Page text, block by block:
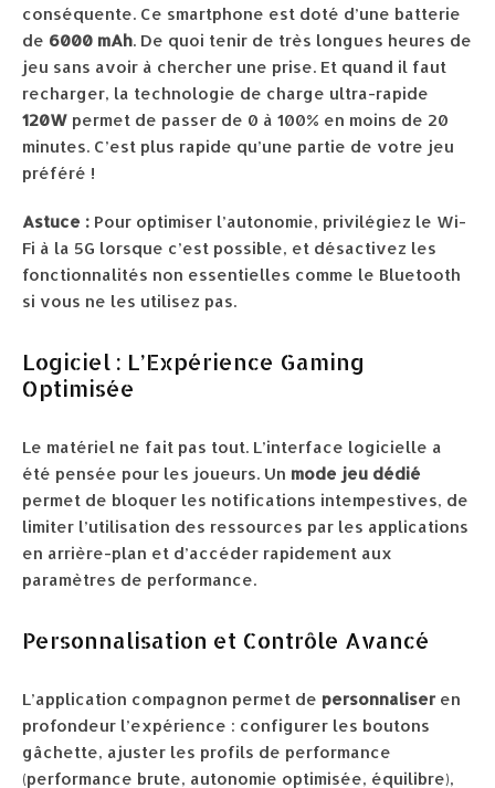
conséquente. Ce smartphone est doté d’une batterie
de 6000 mAh. De quoi tenir de très longues heures de
jeu sans avoir à chercher une prise. Et quand il faut
recharger, la technologie de charge ultra-rapide
120W permet de passer de 0 à 100% en moins de 20
minutes. C’est plus rapide qu’une partie de votre jeu
préféré !
Astuce : Pour optimiser l’autonomie, privilégiez le Wi-
Fi à la 5G lorsque c’est possible, et désactivez les
fonctionnalités non essentielles comme le Bluetooth
si vous ne les utilisez pas.
Logiciel : L’Expérience Gaming
Optimisée
Le matériel ne fait pas tout. L’interface logicielle a
été pensée pour les joueurs. Un mode jeu dédié
permet de bloquer les notifications intempestives, de
limiter l’utilisation des ressources par les applications
en arrière-plan et d’accéder rapidement aux
paramètres de performance.
Personnalisation et Contrôle Avancé
L’application compagnon permet de personnaliseren
profondeur l’expérience : configurer les boutons
gâchette, ajuster les profils de performance
(performance brute, autonomie optimisée, équilibre),